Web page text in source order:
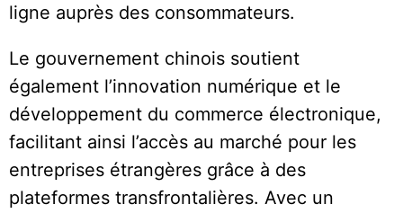
ligne auprès des consommateurs.
Le gouvernement chinois soutient
également l’innovation numérique et le
développement du commerce électronique,
facilitant ainsi l’accès au marché pour les
entreprises étrangères grâce à des
plateformes transfrontalières. Avec un